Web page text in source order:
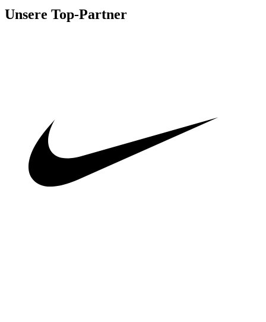
Unsere Top-Partner